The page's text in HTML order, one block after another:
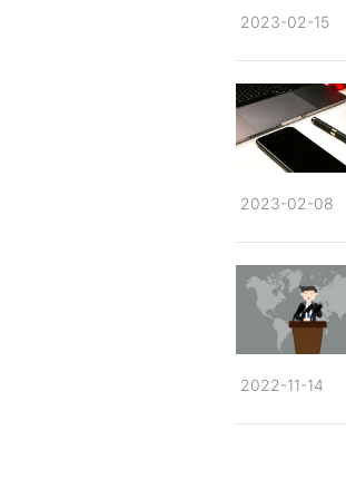
2023-02-15
2023-02-08
2022-11-14